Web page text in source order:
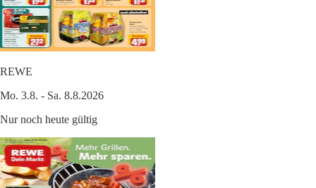
REWE
Mo. 3.8. - Sa. 8.8.2026
Nur noch heute gültig